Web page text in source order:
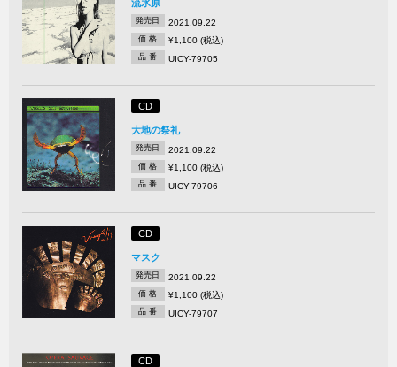
流氷原
発売日 2021.09.22
価 格 ¥1,100 (税込)
品 番 UICY-79705
CD
大地の祭礼
発売日 2021.09.22
価 格 ¥1,100 (税込)
品 番 UICY-79706
CD
マスク
発売日 2021.09.22
価 格 ¥1,100 (税込)
品 番 UICY-79707
CD